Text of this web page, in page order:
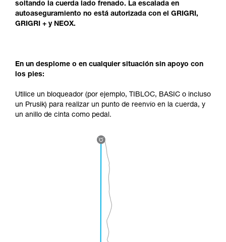
soltando la cuerda lado frenado. La escalada en
autoaseguramiento no está autorizada con el GRIGRI,
GRIGRI + y NEOX.
En un desplome o en cualquier situación sin apoyo con
los pies:
Utilice un bloqueador (por ejemplo, TIBLOC, BASIC o incluso
un Prusik) para realizar un punto de reenvío en la cuerda, y
un anillo de cinta como pedal.